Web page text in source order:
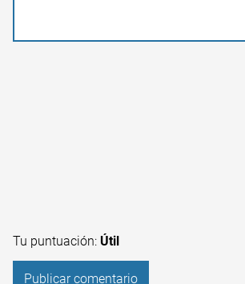
Tu puntuación: Útil